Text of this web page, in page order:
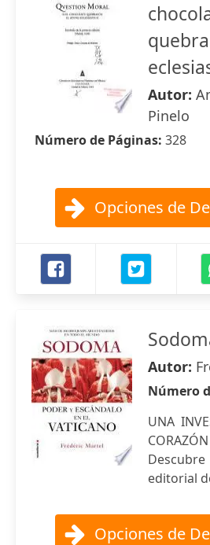
Autor:
Pinelo
Número de Páginas: 328
Opciones de
Autor:
Número
UNA
editorial
Opciones de